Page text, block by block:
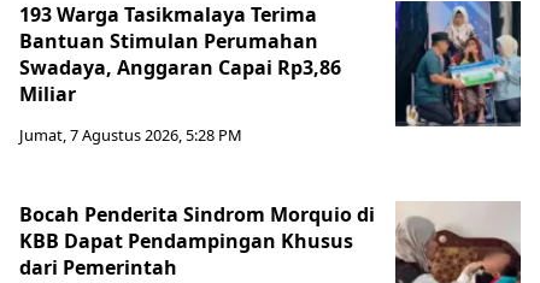
193 Warga Tasikmalaya Terima
Bantuan Stimulan Perumahan
Swadaya, Anggaran Capai Rp3,86
Miliar
Jumat, 7 Agustus 2026, 5:28 PM
Bocah Penderita Sindrom Morquio di
KBB Dapat Pendampingan Khusus
dari Pemerintah